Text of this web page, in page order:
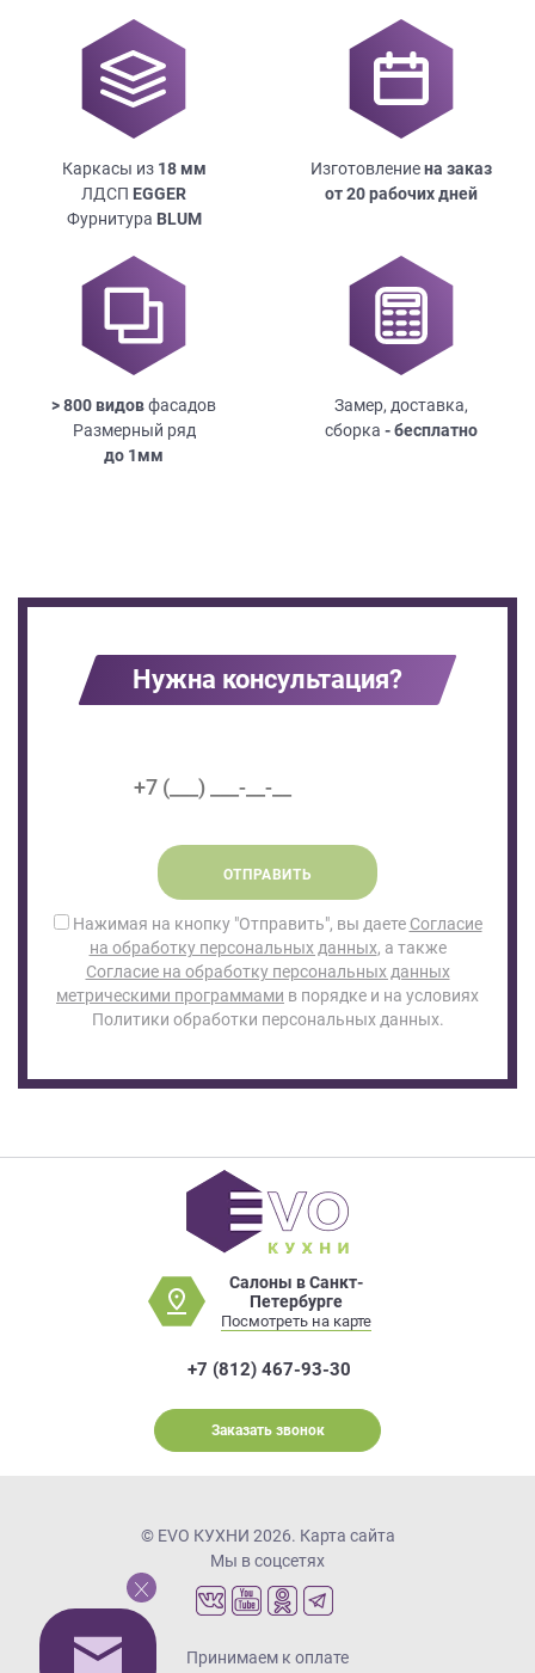
Каркасы из 18мм
ЛДСП EGGER
Фурнитура BLUM
Изготовлениена заказ
от 20 рабочих дней
> 800 видовфасадов
Размерный ряд
до 1мм
Замер, доставка,
сборка - бесплатно
Нужна консультация?
ОТПРАВИТЬ
Нажимая на кнопку "Отправить", вы даете Согласие
на обработку персональных данных, а также
Согласие на обработку персональных данных
метрическими программами в порядке и на условиях
Политики обработки персональных данных.
Салоны в Санкт-
Петербурге
Посмотреть на карте
+7 (812) 467-93-30
Заказать звонок
© EVO КУХНИ 2026. Карта сайта
Мы в соцсетях
Принимаем к оплате